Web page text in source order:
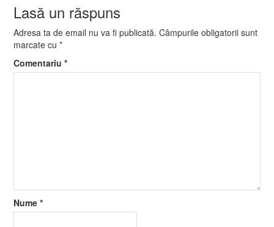
Lasă un răspuns
Adresa ta de email nu va fi publicată. Câmpurile obligatorii sunt
marcate cu*
Comentariu*
Nume*